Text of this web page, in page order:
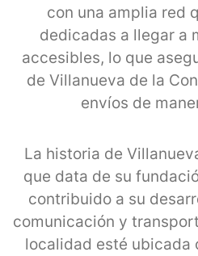
con una amplia red
dedicadas a llegar a
accesibles, lo que
de Villanueva de la
envíos de
La historia de
que data de su
contribuido a su
comunicación y
localidad esté ubicada